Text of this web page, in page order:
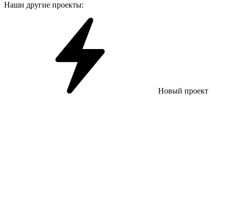
Наши другие проекты:
Новый проект